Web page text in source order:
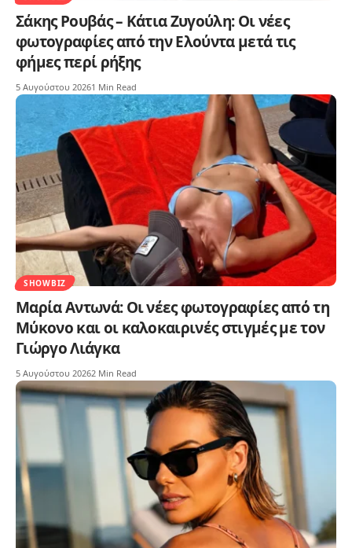
Σάκης Ρουβάς – Κάτια Ζυγούλη: Οι νέες
φωτογραφίες από την Ελούντα μετά τις
φήμες περί ρήξης
5 Αυγούστου 20261 Min Read
SHOWBIZ
Μαρία Αντωνά: Οι νέες φωτογραφίες από τη
Μύκονο και οι καλοκαιρινές στιγμές με τον
Γιώργο Λιάγκα
5 Αυγούστου 20262 Min Read